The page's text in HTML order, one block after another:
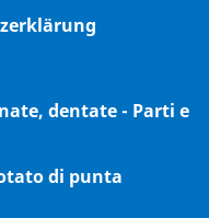
dentate - Parti e
di punta